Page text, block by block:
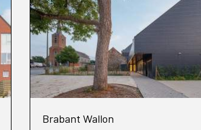
Brabant Wallon